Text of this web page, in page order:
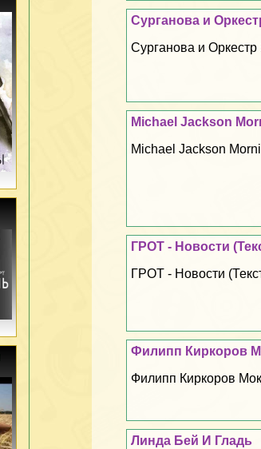
Сурганова и
Сурганова и Оркестр
Michael Jackson
Michael Jackson
ГРОТ - Новости
ГРОТ - Новости
Филипп Киркоров
Филипп Киркоров
Линда Бей И Гладь